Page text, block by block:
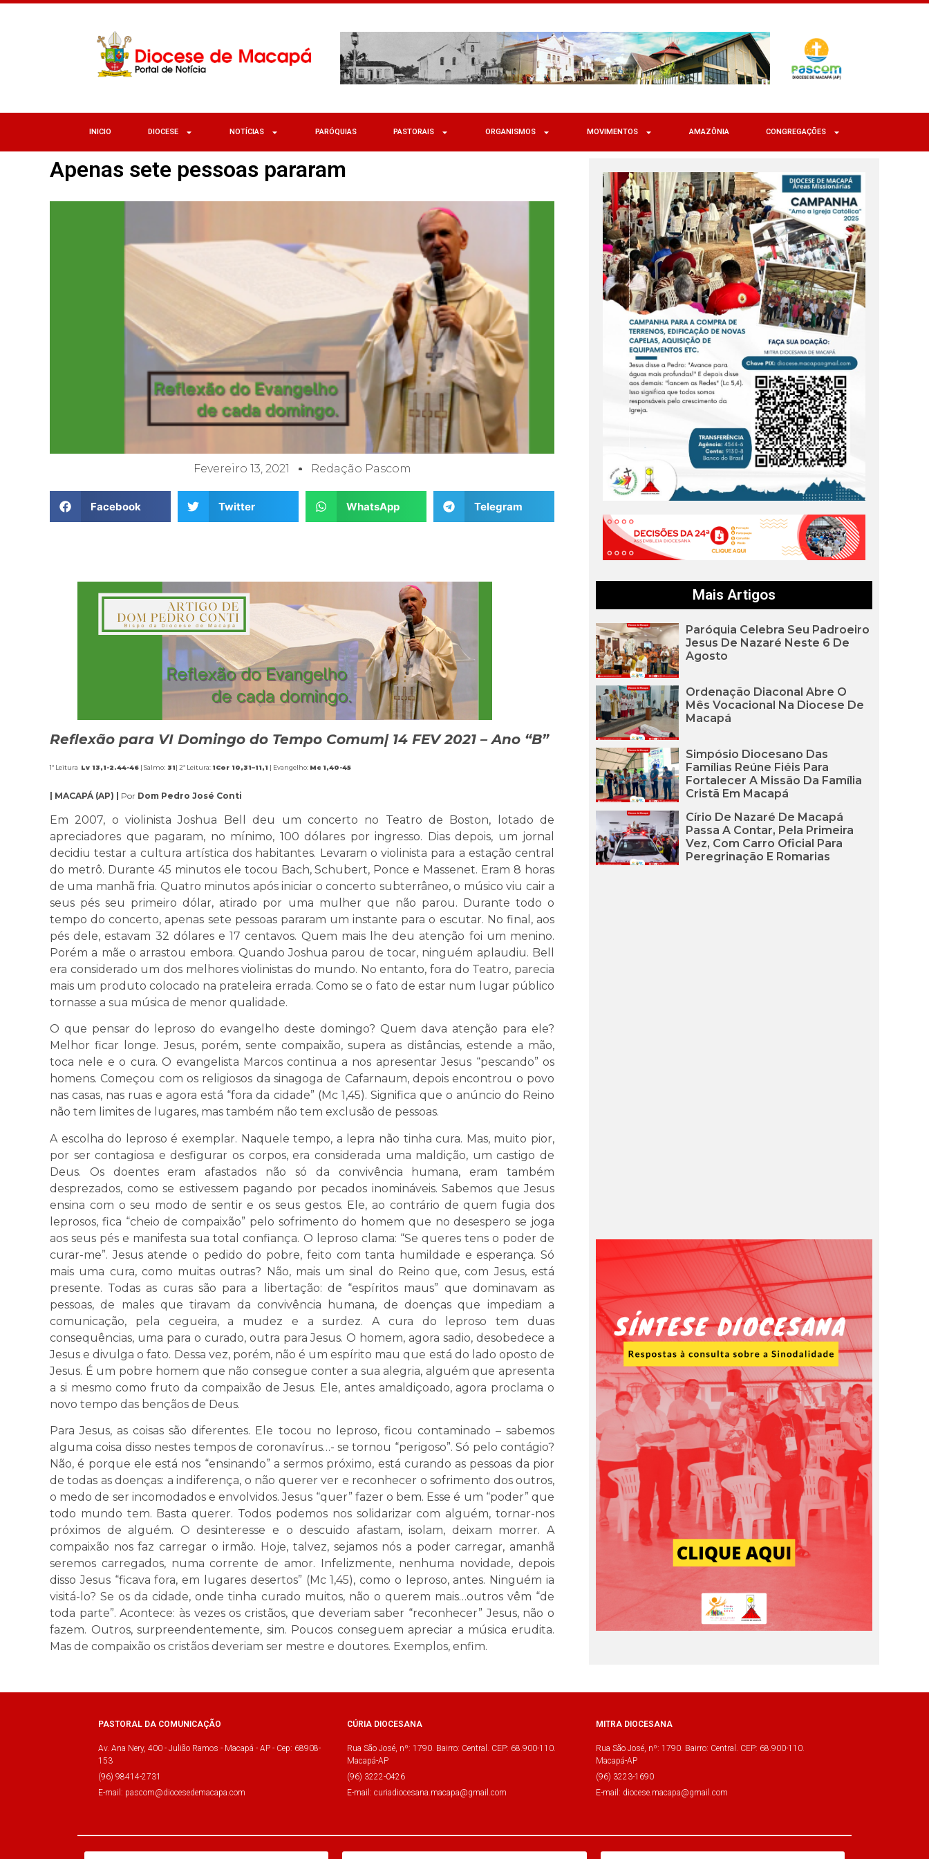
INICIO DIOCESE NOTÍCIAS PARÓQUIAS PASTORAIS ORGANISMOS MOVIMENTOS AMAZÔNIA CONGREGAÇÕES
Apenas sete pessoas pararam
Fevereiro 13, 2021 Redação Pascom
Facebook Twitter WhatsApp Telegram
Reflexão para VI Domingo do Tempo Comum| 14 FEV 2021 – Ano “B”
1ª Leitura Lv 13,1-2.44-46 | Salmo: 31| 2ª Leitura: 1Cor 10,31–11,1 | Evangelho: Mc 1,40-45
| MACAPÁ (AP) | Por Dom Pedro José Conti
Em 2007, o violinista Joshua Bell deu um concerto no Teatro de Boston, lotado de
apreciadores que pagaram, no mínimo, 100 dólares por ingresso. Dias depois, um jornal
decidiu testar a cultura artística dos habitantes. Levaram o violinista para a estação central
do metrô. Durante 45 minutos ele tocou Bach, Schubert, Ponce e Massenet. Eram 8 horas
de uma manhã fria. Quatro minutos após iniciar o concerto subterrâneo, o músico viu cair a
seus pés seu primeiro dólar, atirado por uma mulher que não parou. Durante todo o
tempo do concerto, apenas sete pessoas pararam um instante para o escutar. No final, aos
pés dele, estavam 32 dólares e 17 centavos. Quem mais lhe deu atenção foi um menino.
Porém a mãe o arrastou embora. Quando Joshua parou de tocar, ninguém aplaudiu. Bell
era considerado um dos melhores violinistas do mundo. No entanto, fora do Teatro, parecia
mais um produto colocado na prateleira errada. Como se o fato de estar num lugar público
tornasse a sua música de menor qualidade.
O que pensar do leproso do evangelho deste domingo? Quem dava atenção para ele?
Melhor ficar longe. Jesus, porém, sente compaixão, supera as distâncias, estende a mão,
toca nele e o cura. O evangelista Marcos continua a nos apresentar Jesus “pescando” os
homens. Começou com os religiosos da sinagoga de Cafarnaum, depois encontrou o povo
nas casas, nas ruas e agora está “fora da cidade” (Mc 1,45). Significa que o anúncio do Reino
não tem limites de lugares, mas também não tem exclusão de pessoas.
A escolha do leproso é exemplar. Naquele tempo, a lepra não tinha cura. Mas, muito pior,
por ser contagiosa e desfigurar os corpos, era considerada uma maldição, um castigo de
Deus. Os doentes eram afastados não só da convivência humana, eram também
desprezados, como se estivessem pagando por pecados inomináveis. Sabemos que Jesus
ensina com o seu modo de sentir e os seus gestos. Ele, ao contrário de quem fugia dos
leprosos, fica “cheio de compaixão” pelo sofrimento do homem que no desespero se joga
aos seus pés e manifesta sua total confiança. O leproso clama: “Se queres tens o poder de
curar-me”. Jesus atende o pedido do pobre, feito com tanta humildade e esperança. Só
mais uma cura, como muitas outras? Não, mais um sinal do Reino que, com Jesus, está
presente. Todas as curas são para a libertação: de “espíritos maus” que dominavam as
pessoas, de males que tiravam da convivência humana, de doenças que impediam a
comunicação, pela cegueira, a mudez e a surdez. A cura do leproso tem duas
consequências, uma para o curado, outra para Jesus. O homem, agora sadio, desobedece a
Jesus e divulga o fato. Dessa vez, porém, não é um espírito mau que está do lado oposto de
Jesus. É um pobre homem que não consegue conter a sua alegria, alguém que apresenta
a si mesmo como fruto da compaixão de Jesus. Ele, antes amaldiçoado, agora proclama o
novo tempo das bençãos de Deus.
Para Jesus, as coisas são diferentes. Ele tocou no leproso, ficou contaminado – sabemos
alguma coisa disso nestes tempos de coronavírus…- se tornou “perigoso”. Só pelo contágio?
Não, é porque ele está nos “ensinando” a sermos próximo, está curando as pessoas da pior
de todas as doenças: a indiferença, o não querer ver e reconhecer o sofrimento dos outros,
o medo de ser incomodados e envolvidos. Jesus “quer” fazer o bem. Esse é um “poder” que
todo mundo tem. Basta querer. Todos podemos nos solidarizar com alguém, tornar-nos
próximos de alguém. O desinteresse e o descuido afastam, isolam, deixam morrer. A
compaixão nos faz carregar o irmão. Hoje, talvez, sejamos nós a poder carregar, amanhã
seremos carregados, numa corrente de amor. Infelizmente, nenhuma novidade, depois
disso Jesus “ficava fora, em lugares desertos” (Mc 1,45), como o leproso, antes. Ninguém ia
visitá-lo? Se os da cidade, onde tinha curado muitos, não o querem mais…outros vêm “de
toda parte”. Acontece: às vezes os cristãos, que deveriam saber “reconhecer” Jesus, não o
fazem. Outros, surpreendentemente, sim. Poucos conseguem apreciar a música erudita.
Mas de compaixão os cristãos deveriam ser mestre e doutores. Exemplos, enfim.
Mais Artigos
Paróquia Celebra Seu Padroeiro
Jesus De Nazaré Neste 6 De
Agosto
Ordenação Diaconal Abre O
Mês Vocacional Na Diocese De
Macapá
Simpósio Diocesano Das
Famílias Reúne Fiéis Para
Fortalecer A Missão Da Família
Cristã Em Macapá
Círio De Nazaré De Macapá
Passa A Contar, Pela Primeira
Vez, Com Carro Oficial Para
Peregrinação E Romarias
PASTORAL DA COMUNICAÇÃO
Av. Ana Nery, 400 - Julião Ramos - Macapá - AP - Cep: 68908-
153
(96) 98414-2731
E-mail: pascom@diocesedemacapa.com
CÚRIA DIOCESANA
Rua São José, nº: 1790. Bairro: Central. CEP: 68.900-110.
Macapá-AP
(96) 3222-0426
E-mail: curiadiocesana.macapa@gmail.com
MITRA DIOCESANA
Rua São José, nº: 1790. Bairro: Central. CEP: 68.900-110.
Macapá-AP
(96) 3223-1690
E-mail: diocese.macapa@gmail.com